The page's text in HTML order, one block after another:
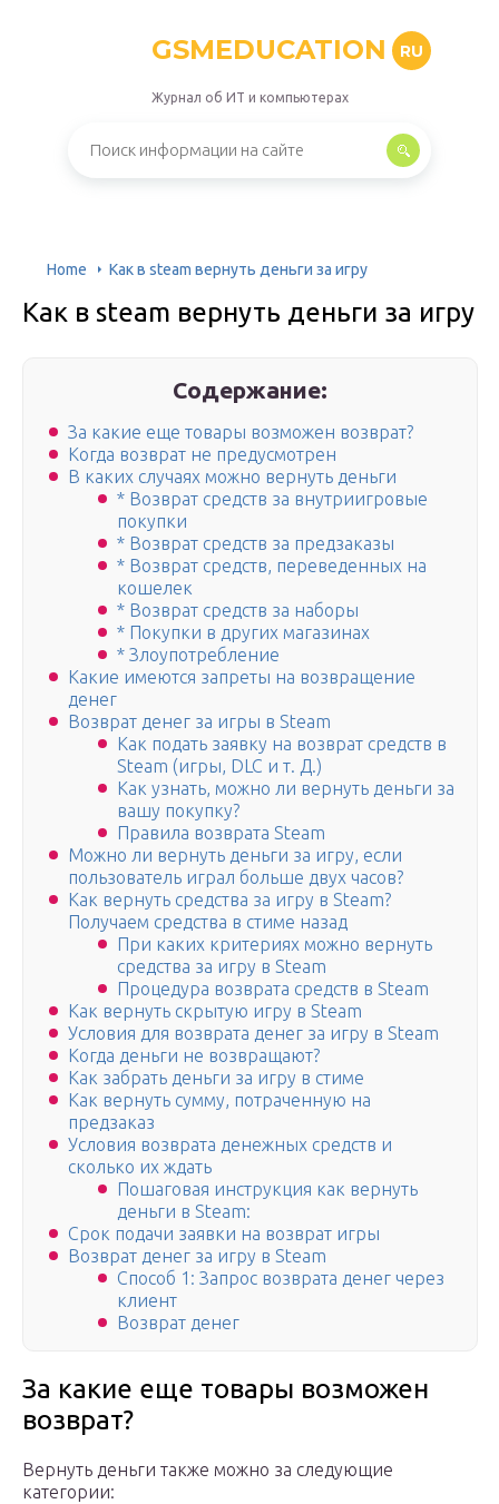
GSMEDUCATION RU
Журнал об ИТ и компьютерах
Home Как в steam вернуть деньги за игру
Как в steam вернуть деньги за игру
Содержание:
За какие еще товары возможен возврат?
Когда возврат не предусмотрен
В каких случаях можно вернуть деньги
* Возврат средств за внутриигровые
покупки
* Возврат средств за предзаказы
* Возврат средств, переведенных на
кошелек
* Возврат средств за наборы
* Покупки в других магазинах
* Злоупотребление
Какие имеются запреты на возвращение
денег
Возврат денег за игры в Steam
Как подать заявку на возврат средств в
Steam (игры, DLC и т. Д.)
Как узнать, можно ли вернуть деньги за
вашу покупку?
Правила возврата Steam
Можно ли вернуть деньги за игру, если
пользователь играл больше двух часов?
Как вернуть средства за игру в Steam?
Получаем средства в стиме назад
При каких критериях можно вернуть
средства за игру в Steam
Процедура возврата средств в Steam
Как вернуть скрытую игру в Steam
Условия для возврата денег за игру в Steam
Когда деньги не возвращают?
Как забрать деньги за игру в стиме
Как вернуть сумму, потраченную на
предзаказ
Условия возврата денежных средств и
сколько их ждать
Пошаговая инструкция как вернуть
деньги в Steam:
Срок подачи заявки на возврат игры
Возврат денег за игру в Steam
Способ 1: Запрос возврата денег через
клиент
Возврат денег
За какие еще товары возможен
возврат?
Вернуть деньги также можно за следующие
категории: